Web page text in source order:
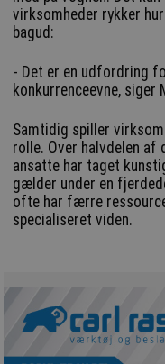
virksomheder rykker
bagud:
- Det er en udfordring
konkurrenceevne, siger
Samtidig spiller
rolle. Over halvdelen af
ansatte har taget
gælder under en
ofte har færre
specialiseret viden.